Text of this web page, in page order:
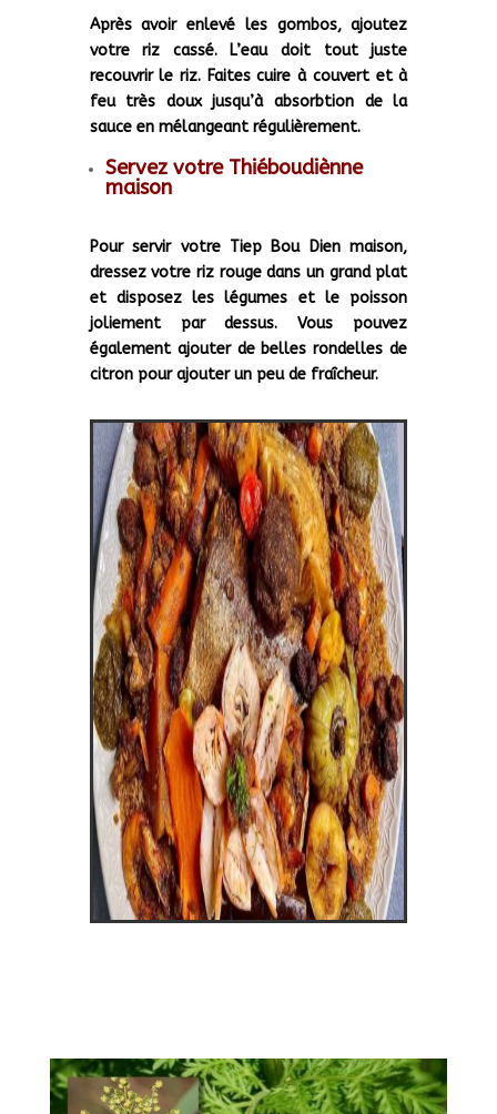
Après avoir enlevé les gombos, ajoutez
votre riz cassé. L’eau doit tout juste
recouvrir le riz. Faites cuire à couvert et à
feu très doux jusqu’à absorbtion de la
sauce en mélangeant régulièrement.
Servez votre Thiéboudiènne
maison
Pour servir votre Tiep Bou Dien maison,
dressez votre riz rouge dans un grand plat
et disposez les légumes et le poisson
joliement par dessus. Vous pouvez
également ajouter de belles rondelles de
citron pour ajouter un peu de fraîcheur.